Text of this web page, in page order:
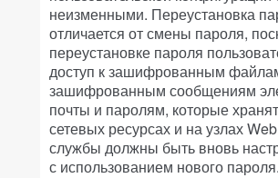
неизменными. Переустановка
отличается от смены пароля,
переустановке пароля
доступ к зашифрованным
зашифрованным сообщениям
почты и паролям, которые
сетевых ресурсах и на узлах
службы должны быть вновь
с использованием нового пароля.